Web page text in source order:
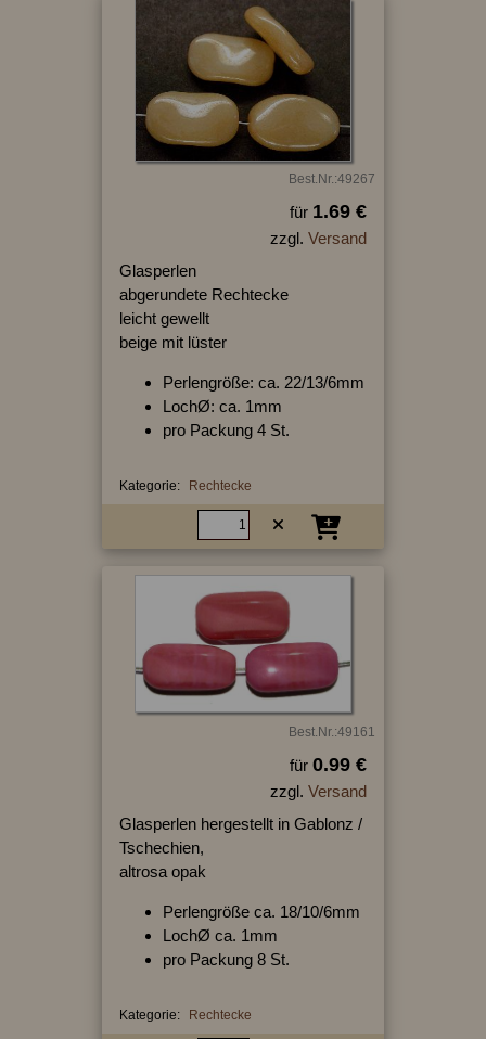
Best.Nr.:49267
für 1.69 €
zzgl. Versand
Glasperlen
abgerundete Rechtecke
leicht gewellt
beige mit lüster
Perlengröße: ca. 22/13/6mm
LochØ: ca. 1mm
pro Packung 4 St.
Kategorie: Rechtecke
Best.Nr.:49161
für 0.99 €
zzgl. Versand
Glasperlen hergestellt in Gablonz /
Tschechien,
altrosa opak
Perlengröße ca. 18/10/6mm
LochØ ca. 1mm
pro Packung 8 St.
Kategorie: Rechtecke